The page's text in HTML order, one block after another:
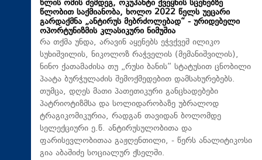
წლის ომის შემდეგ, ოკუპანტი ქვეყნის სცენებზე
წლობით საქმიანობა, ხოლო 2022 წელს უეცარი
გარდაქმნა „ანტირუს მებრძოლებად“ - ურიდებელი
ოპორტუნიზმის კლასიკური ნიმუშია
რა თქმა უნდა, არავინ აყენებს ეჭვქვეშ ილიკო
სუხიშვილის, ნიკოლოზ რაჭველის (მემანიშვილის),
ნინო ქათამაძისა თუ „რუსი ბანის“ სტატუსით ცნობილი
პაატა ბურჭულაძის შემოქმედებით დამსახურებებს.
თუმცა, დღეს მათი პათეთიკური განცხადებები
პატრიოტიზმსა და სოლიდარობაზე უბრალოდ
ტრაგიკომიკურია, რადგან თავიდან ბოლომდე
სელექციური ე.წ. ანტირუსულობითა და
ფარისევლობითაა გაჟღენთილი, - წერს ანალიტიკოსი
გია აბაშიძე სოციალურ ქსელში.